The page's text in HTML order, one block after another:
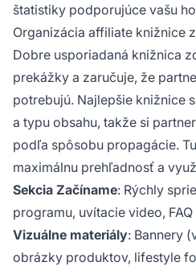
štatistiky podporujúce vašu
Organizácia affiliate knižnice
Dobre usporiadaná knižnica
prekážky a zaručuje, že
potrebujú. Najlepšie knižnice
a typu obsahu, takže si
podľa spôsobu propagácie.
maximálnu prehľadnosť a
Sekcia Začíname: Rýchly
programu, uvítacie video,
Vizuálne materiály: Bannery
obrázky produktov, lifestyle